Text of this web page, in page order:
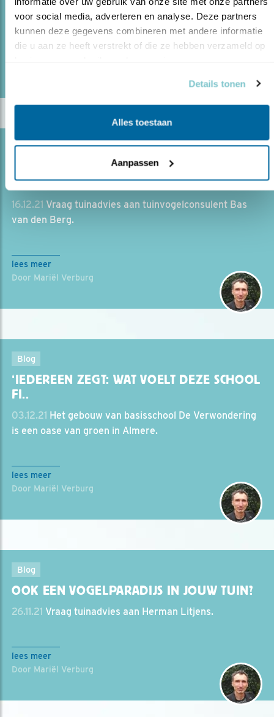
voor social media, adverteren en analyse. Deze partners
kunnen deze gegevens combineren met andere informatie
die u aan ze heeft verstrekt of die ze hebben verzameld op
Details tonen
Alles toestaan
Aanpassen
politici zijn, voor de lange termijn bij de ambtenaar.'
Blog
“EEN TUIN ZONDER VOGELS IS ALS EEN
STRAN..
16.12.21 Vraag tuinadvies aan tuinvogelconsulent Bas
van den Berg.
lees meer
Door Mariël Verburg
Blog
‘IEDEREEN ZEGT: WAT VOELT DEZE SCHOOL
FI..
03.12.21 Het gebouw van basisschool De Verwondering
is een oase van groen in Almere.
lees meer
Door Mariël Verburg
Blog
OOK EEN VOGELPARADIJS IN JOUW TUIN?
26.11.21 Vraag tuinadvies aan Herman Litjens.
lees meer
Door Mariël Verburg